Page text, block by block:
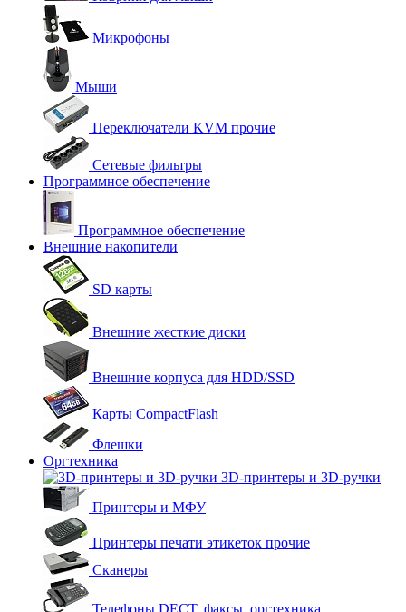
Микрофоны
Мыши
Переключатели KVM прочие
Сетевые фильтры
Программное обеспечение
Программное обеспечение
Внешние накопители
SD карты
Внешние жесткие диски
Внешние корпуса для HDD/SSD
Карты CompactFlash
Флешки
Оргтехника
3D-принтеры и 3D-ручки
Принтеры и МФУ
Принтеры печати этикеток прочие
Сканеры
Телефоны DECT, факсы, оргтехника